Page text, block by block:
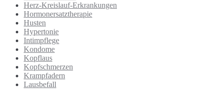
Herz-Kreislauf-Erkrankungen
Hormonersatztherapie
Husten
Hypertonie
Intimpflege
Kondome
Kopflaus
Kopfschmerzen
Krampfadern
Lausbefall